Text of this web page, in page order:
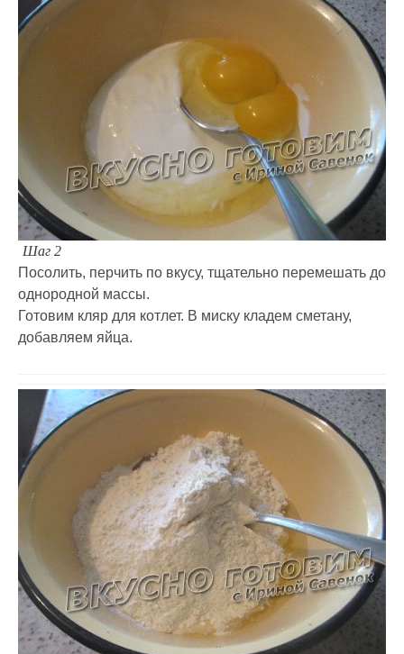
Шаг 2
Посолить, перчить по вкусу, тщательно перемешать до
однородной массы.
Готовим кляр для котлет. В миску кладем сметану,
добавляем яйца.